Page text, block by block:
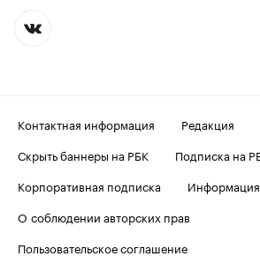
Контактная информация
Редакция
Скрыть баннеры на РБК
Подписка на
Корпоративная подписка
О соблюдении авторских прав
Пользовательское соглашение